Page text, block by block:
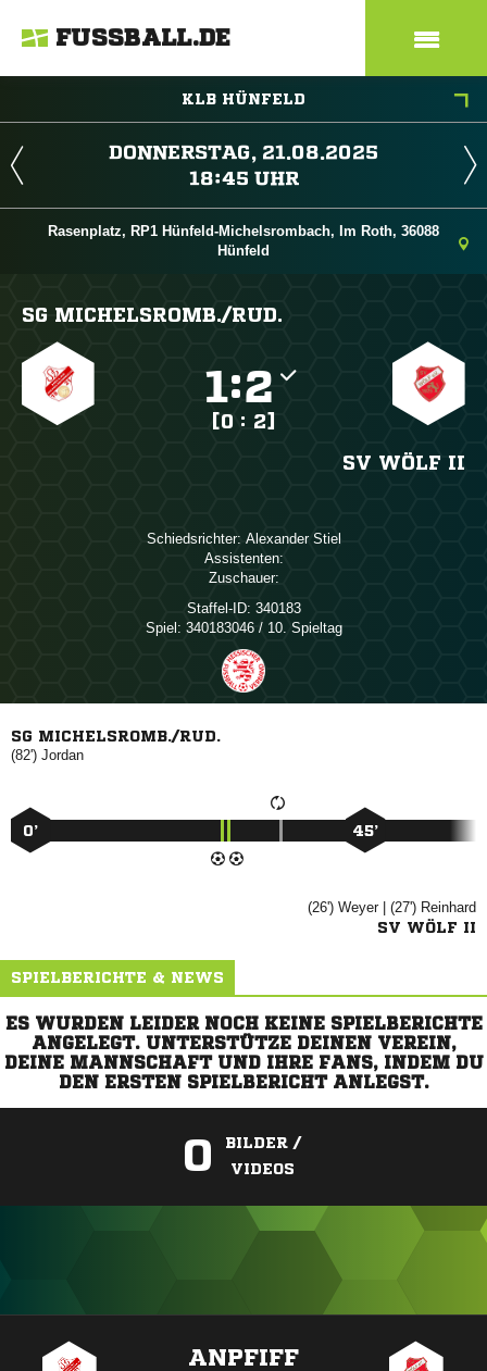
FUSSBALL.DE
KLB HÜNFELD
 
 
Rasenplatz, RP1 Hünfeld-Michelsrombach, Im Roth, 36088
Hünfeld
SG MICHELSROMB./​RUD.
:
[0 : 2]
SV WÖLF II
Schiedsrichter:  
Assistenten:
Zuschauer:
Staffel-ID: 340183
Spiel: 340183046 / 10. Spieltag
SG MICHELSROMB./RUD.
(82') 
0’ 45’
(26') | (27') 
SV WÖLF II
SPIELBERICHTE & NEWS
ES WURDEN LEIDER NOCH KEINE SPIELBERICHTE
ANGELEGT. UNTERSTÜTZE DEINEN VEREIN,
DEINE MANNSCHAFT UND IHRE FANS, INDEM DU
DEN ERSTEN SPIELBERICHT ANLEGST.
0
BILDER /
VIDEOS
ANPFIFF